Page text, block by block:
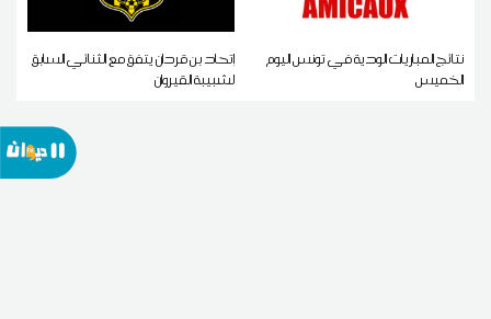
نتائج المباريات الودية في تونس اليوم
الخميس
إتحاد بن قردان يتفق مع الثنائي السابق
لشبيبة القيروان